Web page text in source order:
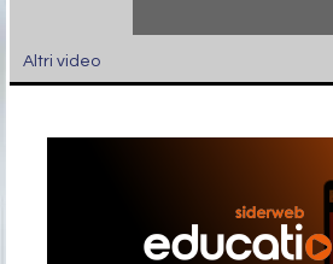
Altri video